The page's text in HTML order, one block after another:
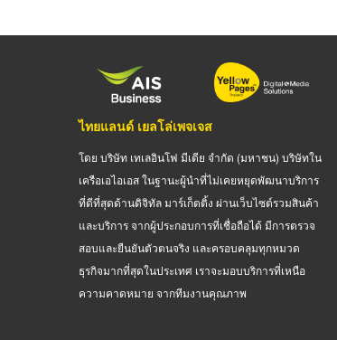
ไทยแลนด์ เยลโล่เพจเจส
โดย บริษัท เทเลอินโฟ มีเดีย จำกัด (มหาชน) บริษัทใน
เครือเอไอเอส ในฐานะผู้นำที่ไม่เคยหยุดพัฒนาบริการ
ที่ดีที่สุดด้านดิจิทัล มาร์เก็ตติ้ง ผ่านเว็บไซต์รวมสินค้า
และบริการ จากผู้ประกอบการที่เชื่อถือได้ มีการตรวจ
สอบและยืนยันตัวตนจริง และครอบคลุมทุกหมวด
ธุรกิจมากที่สุดในประเทศ เราจะมอบบริการที่เหนือ
ความคาดหมาย จากทีมงานคุณภาพ